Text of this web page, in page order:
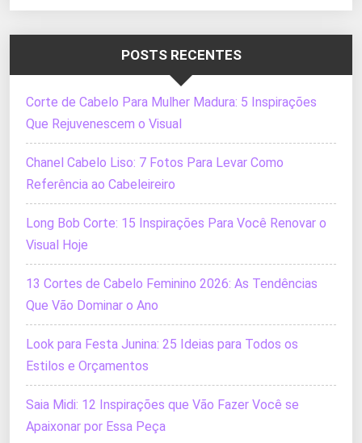
POSTS RECENTES
Corte de Cabelo Para Mulher Madura: 5 Inspirações
Que Rejuvenescem o Visual
Chanel Cabelo Liso: 7 Fotos Para Levar Como
Referência ao Cabeleireiro
Long Bob Corte: 15 Inspirações Para Você Renovar o
Visual Hoje
13 Cortes de Cabelo Feminino 2026: As Tendências
Que Vão Dominar o Ano
Look para Festa Junina: 25 Ideias para Todos os
Estilos e Orçamentos
Saia Midi: 12 Inspirações que Vão Fazer Você se
Apaixonar por Essa Peça